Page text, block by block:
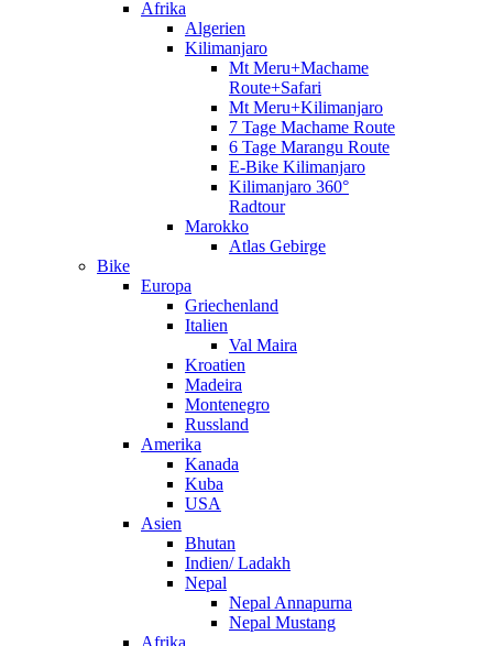
Afrika
Algerien
Kilimanjaro
Mt Meru+Machame
Route+Safari
Mt Meru+Kilimanjaro
7 Tage Machame Route
6 Tage Marangu Route
E-Bike Kilimanjaro
Kilimanjaro 360°
Radtour
Marokko
Atlas Gebirge
Bike
Europa
Griechenland
Italien
Val Maira
Kroatien
Madeira
Montenegro
Russland
Amerika
Kanada
Kuba
USA
Asien
Bhutan
Indien/ Ladakh
Nepal
Nepal Annapurna
Nepal Mustang
Afrika